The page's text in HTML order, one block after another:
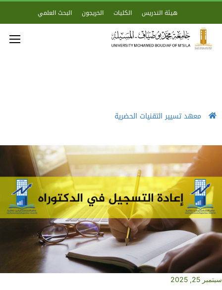
هيئة التدريس الكليات الخريجون البحث العلمي
معهد تسيير التقنيات الحضرية
سبتمبر 25, 2025